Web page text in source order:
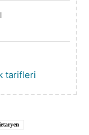
tarifleri